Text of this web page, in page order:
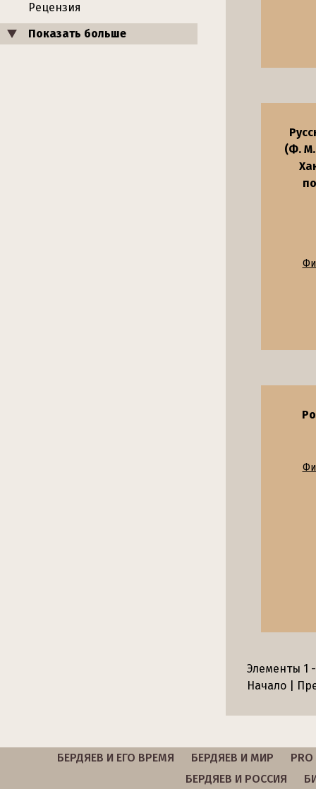
Рецензия
Показать больше
(Ф. М.
Элементы 1
Начало |
БЕРДЯЕВ И ЕГО ВРЕМЯ БЕРДЯЕВ И МИР
PRO
БЕРДЯЕВ И РОССИЯ